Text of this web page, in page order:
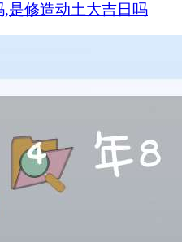
,是修造动土大吉日吗